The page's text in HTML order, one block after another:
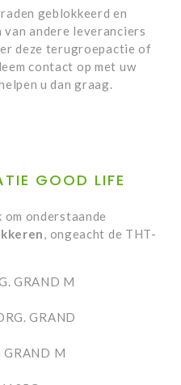
geblokkeerd en
andere leveranciers
deze terugroepactie of
contact op met uw
u dan graag.
GOOD LIFE
onderstaande
, ongeacht de THT-
GRAND M
GRAND
GRAND M